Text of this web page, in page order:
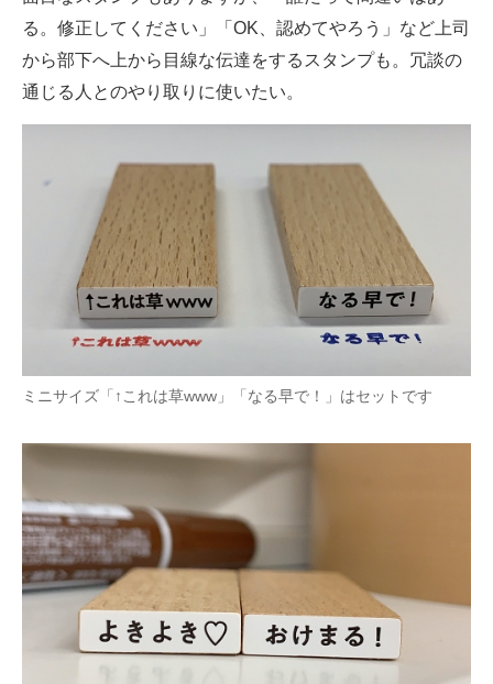
ちょっと気になるネットの話題
る。修正してください」「OK、認めてやろう」など上司
から部下へ上から目線な伝達をするスタンプも。冗談の
通じる人とのやり取りに使いたい。
ミニサイズ「↑これは草www」「なる早で！」はセットです